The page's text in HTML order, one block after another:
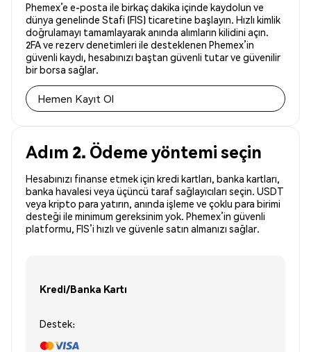
Phemex’e e-posta ile birkaç dakika içinde kaydolun ve
dünya genelinde Stafi (FIS) ticaretine başlayın. Hızlı kimlik
doğrulamayı tamamlayarak anında alımların kilidini açın.
2FA ve rezerv denetimleri ile desteklenen Phemex’in
güvenli kaydı, hesabınızı baştan güvenli tutar ve güvenilir
bir borsa sağlar.
Hemen Kayıt Ol
Adım 2. Ödeme yöntemi seçin
Hesabınızı finanse etmek için kredi kartları, banka kartları,
banka havalesi veya üçüncü taraf sağlayıcıları seçin. USDT
veya kripto para yatırın, anında işleme ve çoklu para birimi
desteği ile minimum gereksinim yok. Phemex’in güvenli
platformu, FIS’i hızlı ve güvenle satın almanızı sağlar.
Kredi/Banka Kartı
Destek: